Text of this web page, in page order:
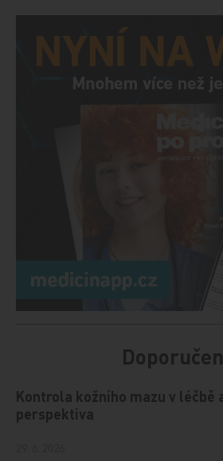
Kontrola kožního mazu v léčbě
perspektiva